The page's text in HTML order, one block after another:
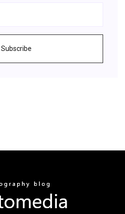
Subscribe